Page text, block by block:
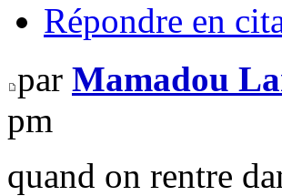
Répondre en
par Mamadou
pm
quand on rentre